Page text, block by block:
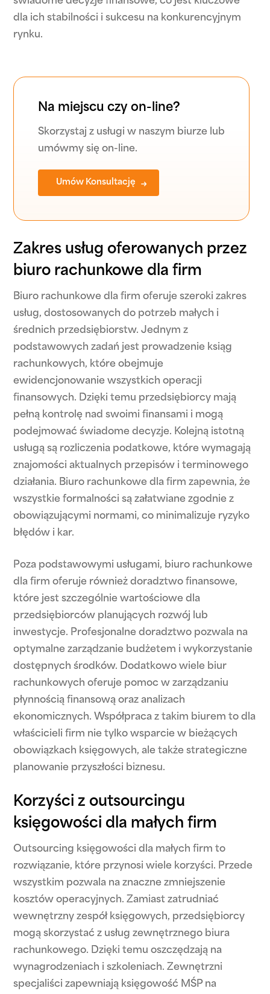
dla ich stabilności i sukcesu na konkurencyjnym
rynku.
Na miejscu czy on-line?
Skorzystaj z usługi w naszym biurze lub
umówmy się on-line.
Umów Konsultację
Zakres usług oferowanych przez
biuro rachunkowe dla firm
Biuro rachunkowe dla firm oferuje szeroki zakres
usług, dostosowanych do potrzeb małych i
średnich przedsiębiorstw. Jednym z
podstawowych zadań jest prowadzenie ksiąg
rachunkowych, które obejmuje
ewidencjonowanie wszystkich operacji
finansowych. Dzięki temu przedsiębiorcy mają
pełną kontrolę nad swoimi finansami i mogą
podejmować świadome decyzje. Kolejną istotną
usługą są rozliczenia podatkowe, które wymagają
znajomości aktualnych przepisów i terminowego
działania. Biuro rachunkowe dla firm zapewnia, że
wszystkie formalności są załatwiane zgodnie z
obowiązującymi normami, co minimalizuje ryzyko
błędów i kar.
Poza podstawowymi usługami, biuro rachunkowe
dla firm oferuje również doradztwo finansowe,
które jest szczególnie wartościowe dla
przedsiębiorców planujących rozwój lub
inwestycje. Profesjonalne doradztwo pozwala na
optymalne zarządzanie budżetem i wykorzystanie
dostępnych środków. Dodatkowo wiele biur
rachunkowych oferuje pomoc w zarządzaniu
płynnością finansową oraz analizach
ekonomicznych. Współpraca z takim biurem to dla
właścicieli firm nie tylko wsparcie w bieżących
obowiązkach księgowych, ale także strategiczne
planowanie przyszłości biznesu.
Korzyści z outsourcingu
księgowości dla małych firm
Outsourcing księgowości dla małych firm to
rozwiązanie, które przynosi wiele korzyści. Przede
wszystkim pozwala na znaczne zmniejszenie
kosztów operacyjnych. Zamiast zatrudniać
wewnętrzny zespół księgowych, przedsiębiorcy
mogą skorzystać z usług zewnętrznego biura
rachunkowego. Dzięki temu oszczędzają na
wynagrodzeniach i szkoleniach. Zewnętrzni
specjaliści zapewniają księgowość MŚP na